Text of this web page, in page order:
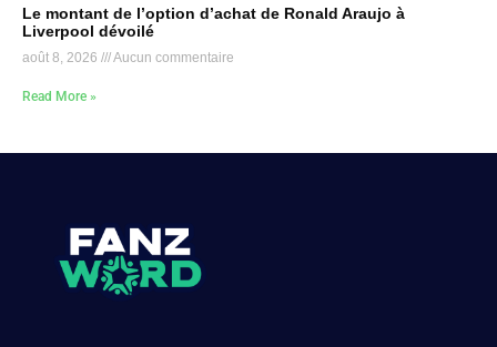
Le montant de l’option d’achat de Ronald Araujo à
Liverpool dévoilé
août 8, 2026 Aucun commentaire
Read More »